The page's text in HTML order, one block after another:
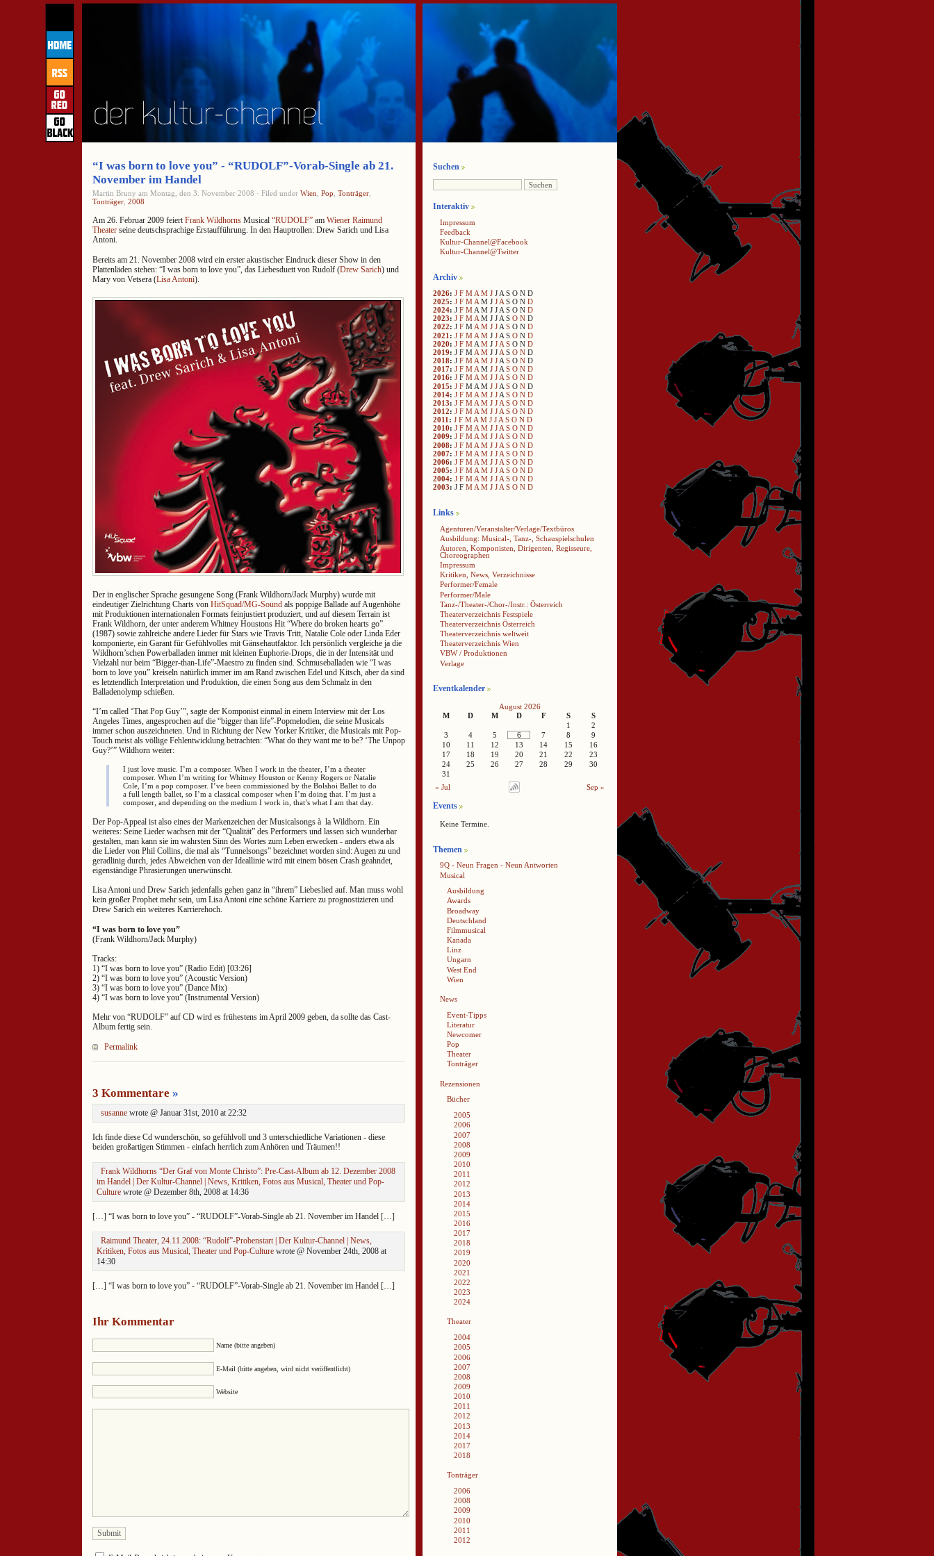
“I was born to love you” - “RUDOLF”-Vorab-Single ab 21.
November im Handel
Martin Bruny am Montag, den 3. November 2008 · Filed under Wien Pop Tonträger
Tonträger 2008
Am 26. Februar 2009 feiertFrank Wildhorns Musical “RUDOLF” am Wiener Raimund
Theater seine deutschsprachige Erstaufführung. In den Hauptrollen: Drew Sarich und Lisa
Antoni.
Bereits am 21. November 2008 wird ein erster akustischer Eindruck dieser Show in den
Plattenläden stehen: “I was born to love you”, das Liebesduett von Rudolf (Drew Sarich) und
Mary von Vetsera (Lisa Antoni).
Der in englischer Sprache gesungene Song (Frank Wildhorn/Jack Murphy) wurde mit
eindeutiger Zielrichtung Charts von HitSquad/MG-Sound als poppige Ballade auf Augenhöhe
mit Produktionen internationalen Formats feinjustiert produziert, und auf diesem Terrain ist
Frank Wildhorn, der unter anderem Whitney Houstons Hit “Where do broken hearts go”
(1987) sowie zahlreiche andere Lieder für Stars wie Travis Tritt, Natalie Cole oder Linda Eder
komponierte, ein Garant für Gefühlvolles mit Gänsehautfaktor. Ich persönlich vergleiche ja die
Wildhorn’schen Powerballaden immer mit kleinen Euphorie-Drops, die in der Intensität und
Vielzahl nur beim “Bigger-than-Life”-Maestro zu finden sind. Schmuseballaden wie “I was
born to love you” kreiseln natürlich immer im am Rand zwischen Edel und Kitsch, aber da sind
es letztendlich Interpretation und Produktion, die einen Song aus dem Schmalz in den
Balladenolymp schießen.
“I’m called ‘That Pop Guy’”, sagte der Komponist einmal in einem Interview mit der Los
Angeles Times, angesprochen auf die “bigger than life”-Popmelodien, die seine Musicals
immer schon auszeichneten. Und in Richtung der New Yorker Kritiker, die Musicals mit Pop-
Touch meist als völlige Fehlentwicklung betrachten: “What do they want me to be? ‘The Unpop
Guy?’” Wildhorn weiter:
I just love music. I’m a composer. When I work in the theater, I’m a theater
composer. When I’m writing for Whitney Houston or Kenny Rogers or Natalie
Cole, I’m a pop composer. I’ve been commissioned by the Bolshoi Ballet to do
a full length ballet, so I’m a classical composer when I’m doing that. I’m just a
composer, and depending on the medium I work in, that’s what I am that day.
Der Pop-Appeal ist also eines der Markenzeichen der Musicalsongs à la Wildhorn. Ein
weiteres: Seine Lieder wachsen mit der “Qualität” des Performers und lassen sich wunderbar
gestalten, man kann sie im wahrsten Sinn des Wortes zum Leben erwecken - anders etwa als
die Lieder von Phil Collins, die mal als “Tunnelsongs” bezeichnet worden sind: Augen zu und
geradlinig durch, jedes Abweichen von der Ideallinie wird mit einem bösen Crash geahndet,
eigenständige Phrasierungen unerwünscht.
Lisa Antoni und Drew Sarich jedenfalls gehen ganz in “ihrem” Liebeslied auf. Man muss wohl
kein großer Prophet mehr sein, um Lisa Antoni eine schöne Karriere zu prognostizieren und
Drew Sarich ein weiteres Karrierehoch.
“I was born to love you”
(Frank Wildhorn/Jack Murphy)
Tracks:
1) “I was born to love you” (Radio Edit) [03:26]
2) “I was born to love you” (Acoustic Version)
3) “I was born to love you” (Dance Mix)
4) “I was born to love you” (Instrumental Version)
Mehr von “RUDOLF” auf CD wird es frühestens im April 2009 geben, da sollte das Cast-
Album fertig sein.
Permalink
3 Kommentare »
susanne wrote @ Januar 31st, 2010 at 22:32
Ich finde diese Cd wunderschön, so gefühlvoll und 3 unterschiedliche Variationen - diese
beiden großartigen Stimmen - einfach herrlich zum Anhören und Träumen!!
Frank Wildhorns “Der Graf von Monte Christo”: Pre-Cast-Album ab 12. Dezember 2008
im Handel | Der Kultur-Channel | News, Kritiken, Fotos aus Musical, Theater und Pop-
Culture wrote @ Dezember 8th, 2008 at 14:36
[…] “I was born to love you” - “RUDOLF”-Vorab-Single ab 21. November im Handel […]
Raimund Theater, 24.11.2008: “Rudolf”-Probenstart | Der Kultur-Channel | News,
Kritiken, Fotos aus Musical, Theater und Pop-Culture wrote @ November 24th, 2008 at
14:30
[…] “I was born to love you” - “RUDOLF”-Vorab-Single ab 21. November im Handel […]
Ihr Kommentar
Name (bitte angeben)
E-Mail (bitte angeben, wird nicht veröffentlicht)
Website
Suchen
Interaktiv
Impressum
Feedback
Kultur-Channel@Facebook
Kultur-Channel@Twitter
Archiv
2026: J F M A M J J A S O N D
2025: J F M A M J J A S O N D
2024: J F M A M J J A S O N D
2023: J F M A M J J A S O N D
2022: J F MA M J JA S O N D
2021 : J F M A M J J A S O N D
2020: J F M A M J J A S O N D
2019: J F M A M J J A S O N D
2018: J F M A M J J A S O N D
2017: J F M A M J J A S O N D
2016: J F M A M J J A S O N D
2015: J F M A M J J A S O N D
2014: J F M A M J J A S O N D
2013: J F M A M J J A S O N D
2012: J F M A M J J A S O N D
2011 : J F M A M J J A S O N D
2010: J F M A M J J A S O N D
2009: J F MA M J JA S O N D
2008: J F M A M J J A S O N D
2007: J F M A M J J A S O N D
2006: J F M A M J J A S O N D
2005: J F M A M J J A S O N D
2004: J F M A M J J A S O N D
2003: J F M A M J J A S O N D
Links
Agenturen/Veranstalter/Verlage/Textbüros
Ausbildung: Musical-, Tanz-, Schauspielschulen
Autoren, Komponisten, Dirigenten, Regisseure,
Choreographen
Impressum
Kritiken, News, Verzeichnisse
Performer/Female
Performer/Male
Tanz-/Theater-/Chor-/Instr.: Österreich
Theaterverzeichnis Festspiele
Theaterverzeichnis Österreich
Theaterverzeichnis weltweit
Theaterverzeichnis Wien
VBW / Produktionen
Verlage
Eventkalender
August 2026
M
D M D F S
S
1
2
3
4 5 6 7 8
9
10
11 12 13 14 15
16
17
18 19 20 21 22
23
24
25 26 27 28 29
30
31
« Jul
Sep »
Events
Keine Termine.
Themen
9Q - Neun Fragen - Neun Antworten
Musical
Ausbildung
Awards
Broadway
Deutschland
Filmmusical
Kanada
Linz
Ungarn
West End
Wien
News
Event-Tipps
Literatur
Newcomer
Pop
Theater
Tonträger
Rezensionen
Bücher
2005
2006
2007
2008
2009
2010
2011
2012
2013
2014
2015
2016
2017
2018
2019
2020
2021
2022
2023
2024
Theater
2004
2005
2006
2007
2008
2009
2010
2011
2012
2013
2014
2017
2018
Tonträger
2006
2008
2009
2010
2011
2012